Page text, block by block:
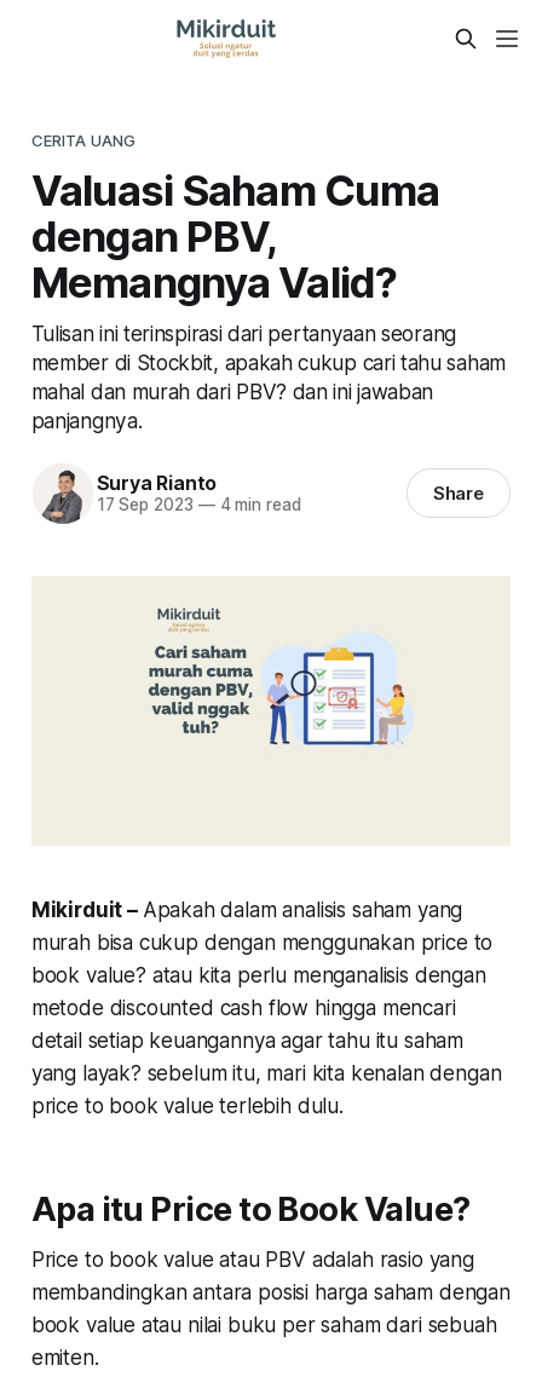
CERITA UANG
Valuasi Saham Cuma
dengan PBV,
Memangnya Valid?
Tulisan ini terinspirasi dari pertanyaan seorang
member di Stockbit, apakah cukup cari tahu saham
mahal dan murah dari PBV? dan ini jawaban
panjangnya.
Surya Rianto
17 Sep 2023 —4 min read Share
Mikirduit – Apakah dalam analisis saham yang
murah bisa cukup dengan menggunakan price to
book value? atau kita perlu menganalisis dengan
metode discounted cash flow hingga mencari
detail setiap keuangannya agar tahu itu saham
yang layak? sebelum itu, mari kita kenalan dengan
price to book value terlebih dulu.
Apa itu Price to Book Value?
Price to book value atau PBV adalah rasio yang
membandingkan antara posisi harga saham dengan
book value atau nilai buku per saham dari sebuah
emiten.